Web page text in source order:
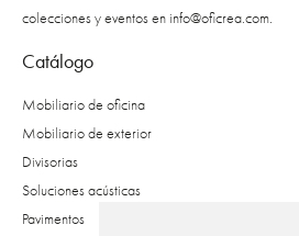
colecciones y eventos eninfo@oficrea.com.
Catálogo
Mobiliario de oficina
Mobiliario de exterior
Divisorias
Soluciones acústicas
Pavimentos